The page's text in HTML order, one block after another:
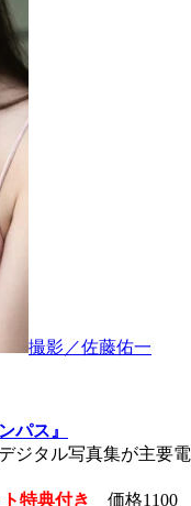
撮影／佐藤佑一
パス』
ジタル写真集が主要電
特典付き
価格1100